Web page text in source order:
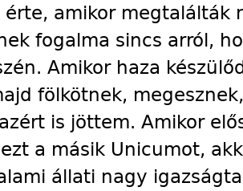
amikor megtalálták
fogalma sincs arról,
Amikor haza
fölkötnek,
is jöttem. Amikor
a másik Unicumot,
állati nagy